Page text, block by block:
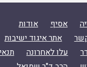
אסיף
אודות
אתר איגוד ישיבות
עלו לאחרונה
תנאי